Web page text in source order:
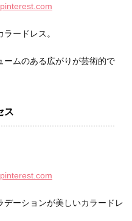
ードレス。
ームのある広がりが芸術的で
ス
ーションが美しいカラードレ